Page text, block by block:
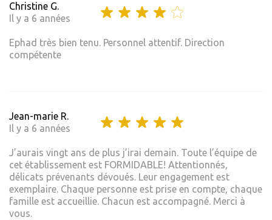
Christine G.
Il y a 6 années
Ephad très bien tenu. Personnel attentif. Direction
compétente
Jean-marie R.
Il y a 6 années
J’aurais vingt ans de plus j’irai demain. Toute l’équipe de
cet établissement est FORMIDABLE! Attentionnés,
délicats prévenants dévoués. Leur engagement est
exemplaire. Chaque personne est prise en compte, chaque
famille est accueillie. Chacun est accompagné. Merci à
vous.